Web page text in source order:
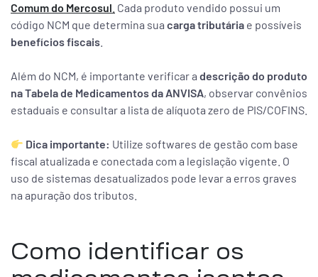
Comum do Mercosul Cada produto vendido possui um
código NCM que determina sua carga tributária e possíveis
benefícios fiscais
Além do NCM, é importante verificar a descrição do produto
na Tabela de Medicamentos da ANVISA, observar convênios
estaduais e consultar a lista de alíquota zero de PIS/COFINS.
Dica importante: Utilize softwares de gestão com base
fiscal atualizada e conectada com a legislação vigente. O
uso de sistemas desatualizados pode levar a erros graves
na apuração dos tributos.
Como identificar os